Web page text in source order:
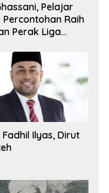
Pelajar
Percontohan Raih
Perak Liga
Ilyas, Dirut